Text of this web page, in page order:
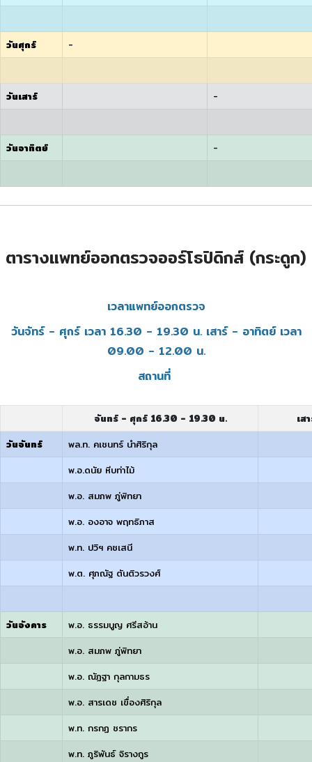
วันศุกร์ -
วันเสาร์ -
วันอาทิตย์ -
ตารางแพทย์ออกตรวจออร์โธปิดิกส์ (กระดูก)
เวลาแพทย์ออกตรวจ
วันจัทร์ - ศุกร์ เวลา 16.30 - 19.30 น. เสาร์ - อาทิตย์ เวลา
09.00 - 12.00 น.
สถานที่
จันทร์ - ศุกร์ 16.30 - 19.30 น.
เ
วันจันทร์
พล.ท. คเชนทร์ นำศิริกุล
พ.อ.ดนัย หีบท่าไม้
พ.อ. สมภพ ภู่พิทยา
พ.อ. องอาจ พฤทธิภาส
พ.ท. ปวิฯ คชเสนี
พ.ต. ศุภณัฐ ตันติวรวงศ์
วันอังคาร
พ.อ. ธรรมนูญ ศรีสอ้าน
พ.อ. สมภพ ภู่พิทยา
พ.อ. ณัฏฐา กุลกามธร
พ.อ. สารเดช เขื่องศิริกุล
พ.ท. กรกฏ ชรากร
พ.ท. ภูริพันธ์ จิรางกูร